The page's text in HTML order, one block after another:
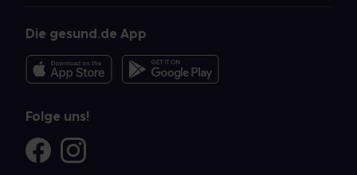
Die gesund.de App
Folge uns!